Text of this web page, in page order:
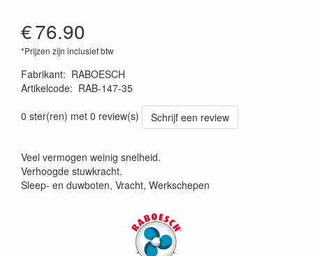
€76.90
*Prijzen zijn inclusief btw
Fabrikant: RABOESCH
Artikelcode: RAB-147-35
0 ster(ren) met 0 review(s)
Schrijf een review
Veel vermogen weinig snelheid.
Verhoogde stuwkracht.
Sleep- en duwboten, Vracht, Werkschepen